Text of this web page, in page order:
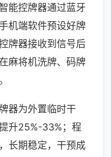
能控牌器通过蓝牙
机端软件预设好牌
牌器接收到信号后
麻将机洗牌、码牌
器为外置临时干
升25%-33%；程
长期稳定，干预成